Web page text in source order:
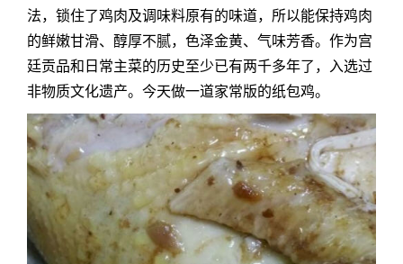
法，锁住了鸡肉及调味料原有的味道，所以能保持鸡肉
的鲜嫩甘滑、醇厚不腻，色泽金黄、气味芳香。作为宫
廷贡品和日常主菜的历史至少已有两千多年了，入选过
非物质文化遗产。今天做一道家常版的纸包鸡。